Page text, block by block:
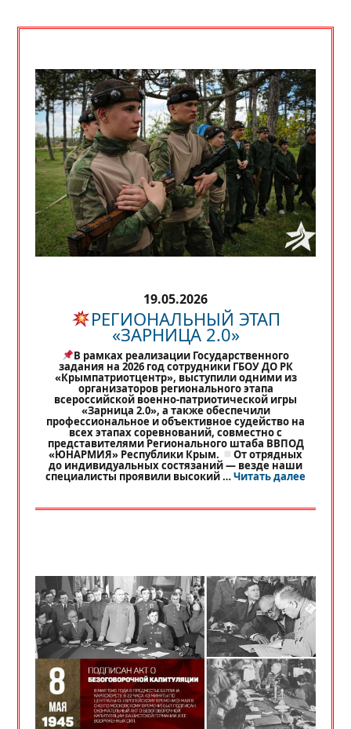
19.05.2026
РЕГИОНАЛЬНЫЙ ЭТАП
«ЗАРНИЦА 2.0»
В рамках реализации Государственного
задания на 2026 год сотрудники ГБОУ ДО РК
«Крымпатриотцентр», выступили одними из
организаторов регионального этапа
всероссийской военно-патриотической игры
«Зарница 2.0», а также обеспечили
профессиональное и объективное судейство на
всех этапах соревнований, совместно с
представителями Регионального штаба ВВПОД
«ЮНАРМИЯ» Республики Крым. От отрядных
до индивидуальных состязаний — везде наши
специалисты проявили высокий …Читать далее«